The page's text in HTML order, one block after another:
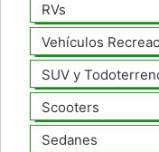
RVs
Vehículos
SUV y
Scooters
Sedanes